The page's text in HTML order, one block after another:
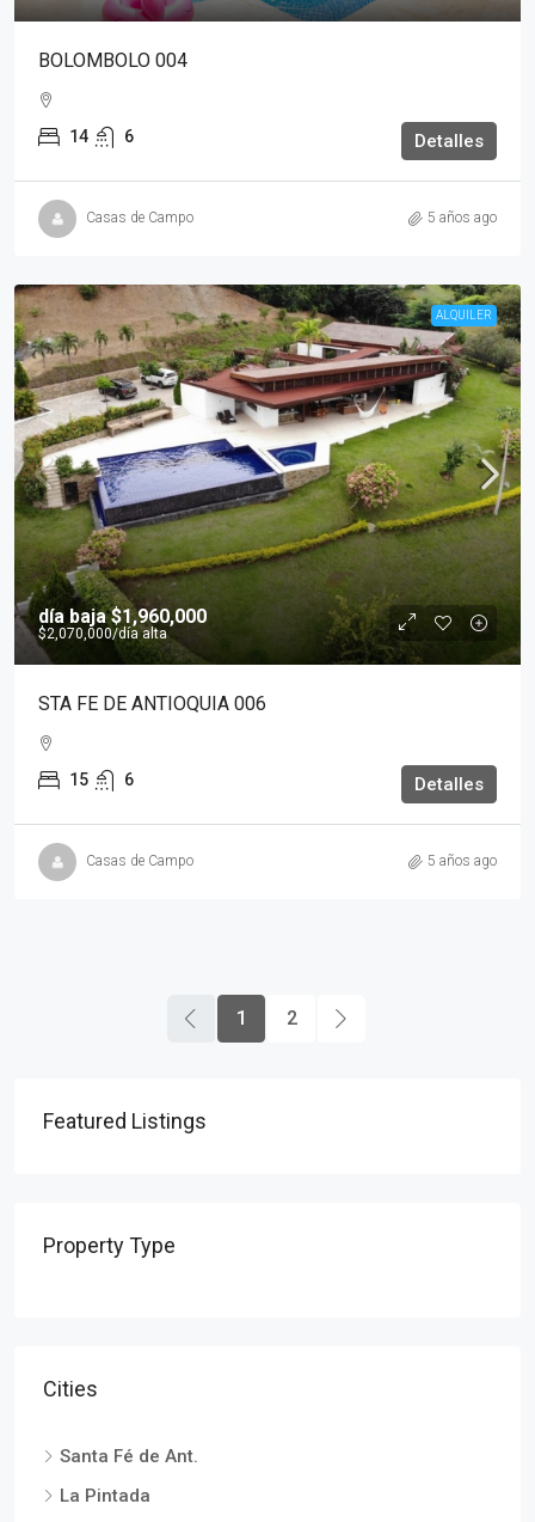
BOLOMBOLO 004
14 6 Detalles
Casas de Campo 5 años ago
ALQUILER
día baja$1,960,000
$2,070,000/día alta
STA FE DE ANTIOQUIA 006
15 6 Detalles
Casas de Campo 5 años ago
1 2
Featured Listings
Property Type
Cities
Santa Fé de Ant.
La Pintada